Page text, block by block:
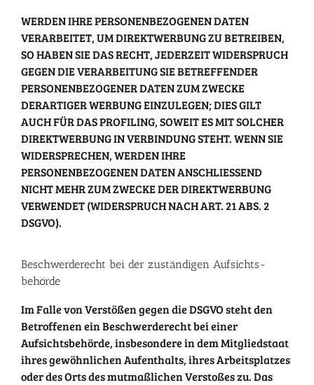
WERDEN IHRE PERSONENBEZOGENEN DATEN
VERARBEITET, UM DIREKTWERBUNG ZU BETREIBEN,
SO HABEN SIE DAS RECHT, JEDERZEIT WIDERSPRUCH
GEGEN DIE VERARBEITUNG SIE BETREFFENDER
PERSONENBEZOGENER DATEN ZUM ZWECKE
DERARTIGER WERBUNG EINZULEGEN; DIES GILT
AUCH FÜR DAS PROFILING, SOWEIT ES MIT SOLCHER
DIREKTWERBUNG IN VERBINDUNG STEHT. WENN SIE
WIDERSPRECHEN, WERDEN IHRE
PERSONENBEZOGENEN DATEN ANSCHLIESSEND
NICHT MEHR ZUM ZWECKE DER DIREKTWERBUNG
VERWENDET (WIDERSPRUCH NACH ART. 21 ABS. 2
DSGVO).
Beschwerde­recht bei der zuständigen Aufsichts­
behörde
Im Falle von Verstößen gegen die DSGVO steht den
Betroffenen ein Beschwerderecht bei einer
Aufsichtsbehörde, insbesondere in dem Mitgliedstaat
ihres gewöhnlichen Aufenthalts, ihres Arbeitsplatzes
oder des Orts des mutmaßlichen Verstoßes zu. Das